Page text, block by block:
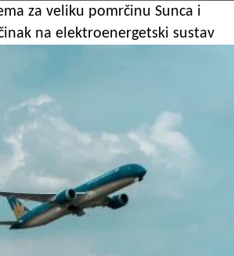
za veliku pomrčinu Sunca i
na elektroenergetski sustav